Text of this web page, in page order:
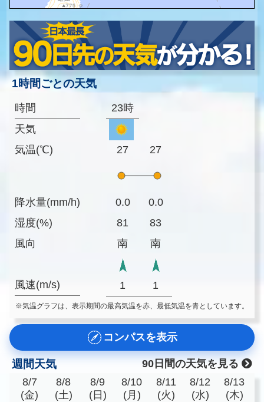
1時間ごとの天気
時間
天気
気温(℃)
降水量(mm/h)
湿度(%)
風向
風速(m/s)
23時
27 27
0.0
0.0
81
83
南
南
1 1
※気温グラフは、表示期間の最高気温を赤、最低気温を青としています。
コンパスを表示
週間天気
90日間の天気を見る
8/7
(金)
8/8
(土)
8/9
(日)
8/10
(月)
8/11
(火)
8/12
(水)
8/13
(木)